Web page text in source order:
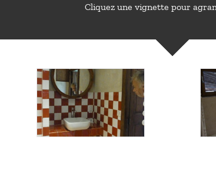
Cliquez une vignette pour